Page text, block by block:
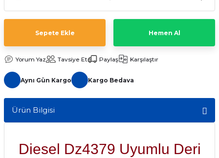
Sepete Ekle Hemen Al
Yorum Yaz Tavsiye Et Paylaş Karşılaştır
Aynı Gün Kargo Kargo Bedava
Ürün Bilgisi
Diesel Dz4379 Uyumlu Deri